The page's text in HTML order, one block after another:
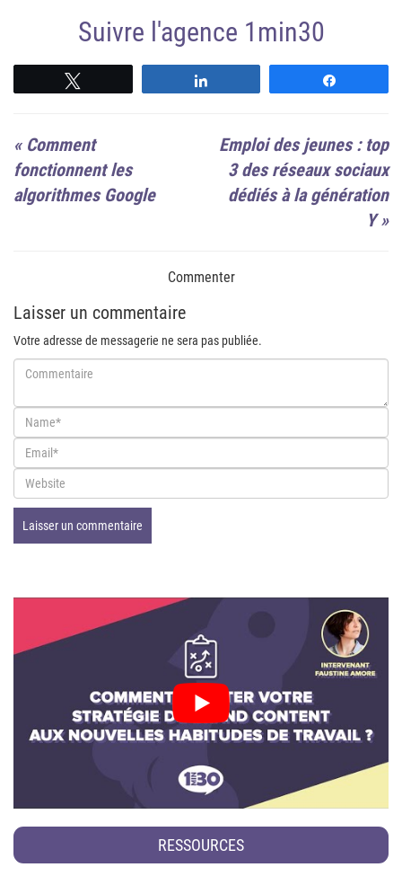
Suivre l'agence 1min30
« Comment
fonctionnent les
algorithmes Google
Emploi des jeunes : top
3 des réseaux sociaux
dédiés à la génération
Y»
Commenter
Laisser un commentaire
Votre adresse de messagerie ne sera pas publiée.
RESSOURCES